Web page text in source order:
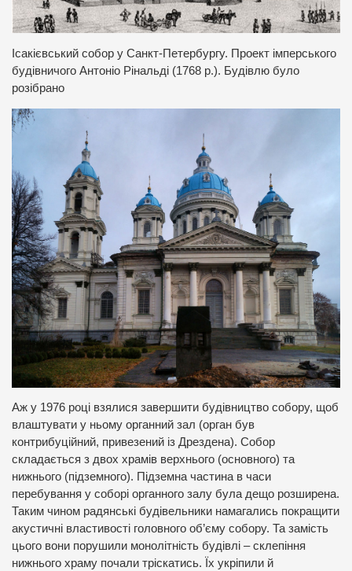
Ісакієвський собор у Санкт-Петербургу. Проект імперського
будівничого Антоніо Рінальді (1768 р.). Будівлю було
розібрано
Аж у 1976 році взялися завершити будівництво собору, щоб
влаштувати у ньому органний зал (орган був
контрибуційний, привезений із Дрездена). Собор
складається з двох храмів верхнього (основного) та
нижнього (підземного). Підземна частина в часи
перебування у соборі органного залу була дещо розширена.
Таким чином радянські будівельники намагались покращити
акустичні властивості головного об’єму собору. Та замість
цього вони порушили монолітність будівлі – склепіння
нижнього храму почали тріскатись. Їх укріпили й